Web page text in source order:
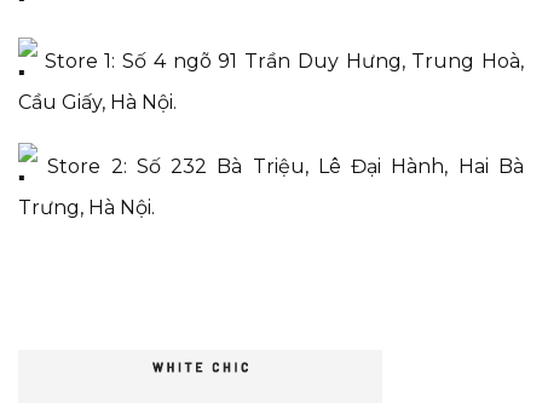
Store 1: Số 4 ngõ 91 Trần Duy Hưng, Trung Hoà,
Cầu Giấy, Hà Nội.
Store 2: Số 232 Bà Triệu, Lê Đại Hành, Hai Bà
Trưng, Hà Nội.